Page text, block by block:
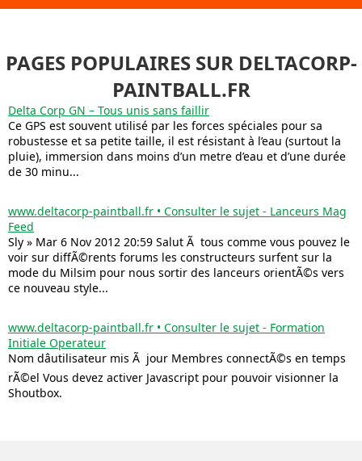
PAGES POPULAIRES SUR DELTACORP-
PAINTBALL.FR
Delta Corp GN – Tous unis sans faillir
Ce GPS est souvent utilisé par les forces spéciales pour sa
robustesse et sa petite taille, il est résistant à l’eau (surtout la
pluie), immersion dans moins d’un metre d’eau et d’une durée
de 30 minu...
www.deltacorp-paintball.fr • Consulter le sujet - Lanceurs Mag
Feed
Sly » Mar 6 Nov 2012 20:59 Salut Ã tous comme vous pouvez le
voir sur diffÃ©rents forums les constructeurs surfent sur la
mode du Milsim pour nous sortir des lanceurs orientÃ©s vers
ce nouveau style...
www.deltacorp-paintball.fr • Consulter le sujet - Formation
Initiale Operateur
Nom dâutilisateur mis Ã jour Membres connectÃ©s en temps
rÃ©el Vous devez activer Javascript pour pouvoir visionner la
Shoutbox.